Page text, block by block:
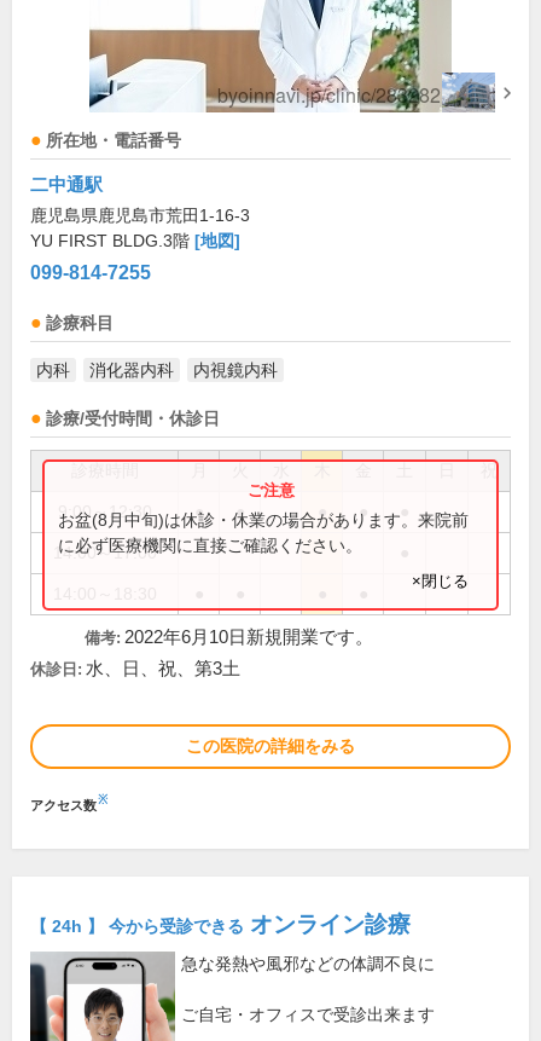
所在地・電話番号
二中通駅
鹿児島県鹿児島市荒田1-16-3
YU FIRST BLDG.3階 [地図]
099-814-7255
診療科目
内科 消化器内科 内視鏡内科
診療/受付時間・休診日
祝
9:00～12:30 ● ● ● ●
14:00～17:00
お盆(8月中旬)は休診・休業の場合があります。来院前
に必ず医療機関に直接ご確認ください。
×閉じる
備考: 2022年6月10日新規開業です。
休診日: 水、日、祝、第3土
この医院の詳細をみる
アクセス数※
【 24h 】 今から受診できる オンライン診療
急な発熱や風邪などの体調不良に
ご自宅・オフィスで受診出来ます